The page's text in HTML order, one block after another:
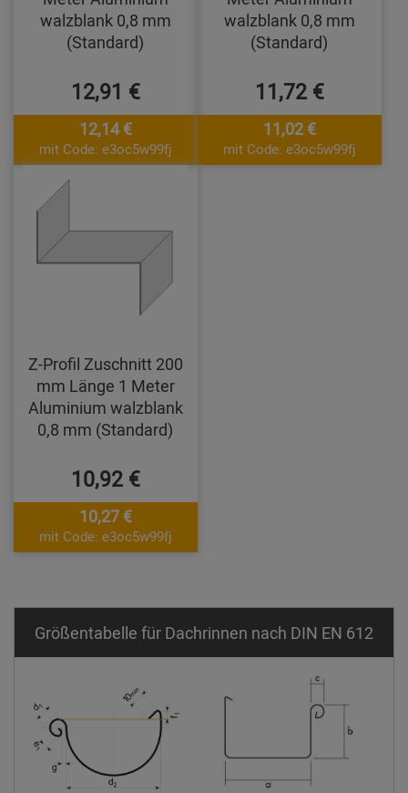
walzblank 0,8 mm
(Standard)
12,91 €
12,14 €
mit Code: e3oc5w99fj
walzblank 0,8 mm
(Standard)
11,72 €
11,02 €
mit Code: e3oc5w99fj
Z-Profil Zuschnitt 200
mm Länge 1 Meter
Aluminium walzblank
0,8 mm (Standard)
10,92 €
10,27 €
mit Code: e3oc5w99fj
Größentabelle für Dachrinnen nach DIN EN 612